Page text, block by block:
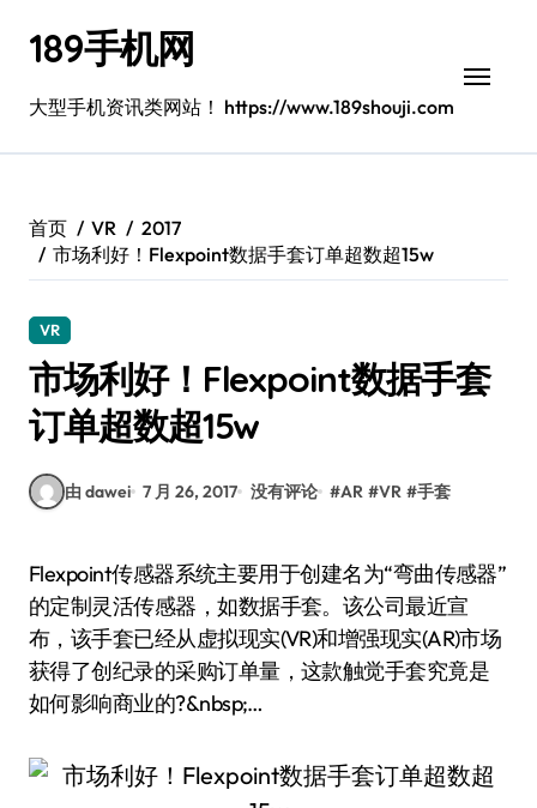
189手机网
大型手机资讯类网站！ https://www.189shouji.com
首页 VR
2017
市场利好！Flexpoint数据手套订单超数超15w
VR
市场利好！Flexpoint数据手套
订单超数超15w
由 dawei 7 月 26, 2017 没有评论 #AR #VR #手套
Flexpoint传感器系统主要用于创建名为“弯曲传感器”
的定制灵活传感器，如数据手套。该公司最近宣
布，该手套已经从虚拟现实(VR)和增强现实(AR)市场
获得了创纪录的采购订单量，这款触觉手套究竟是
如何影响商业的?&nbsp;…